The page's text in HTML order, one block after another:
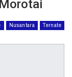
Nusantara Ternate